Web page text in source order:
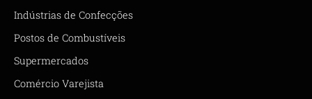
Indústrias de Confecções
Postos de Combustíveis
Supermercados
Comércio Varejista